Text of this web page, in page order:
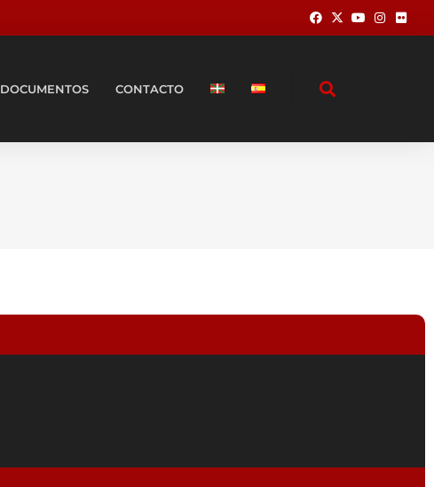
DOCUMENTOS CONTACTO